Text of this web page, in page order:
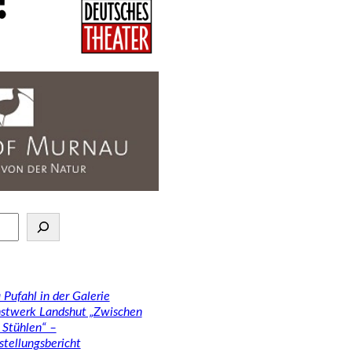
Pufahl in der Galerie
Landshut „Zwischen
–